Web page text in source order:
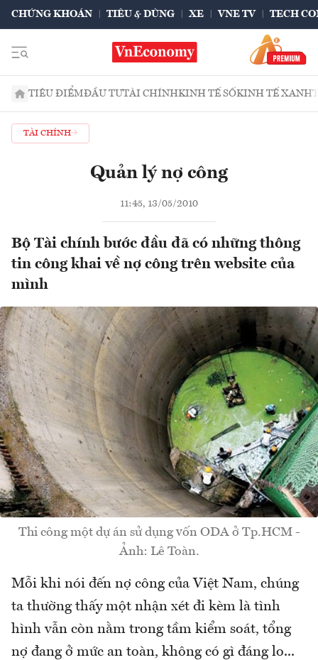
CHỨNG KHOÁN TIÊU & DÙNG XE VNE TV TECH
TIÊU ĐIỂMĐẦU TƯTÀI CHÍNHKINH TẾ SỐKINH TẾ XANH
TÀI CHÍNH
Quản lý nợ công
11:45, 13/05/2010
Bộ Tài chính bước đầu đã có những thông
tin công khai về nợ công trên website của
mình
Thi công một dự án sử dụng vốn ODA ở Tp.HCM -
Ảnh: Lê Toàn.
Mỗi khi nói đến nợ công của Việt Nam, chúng
ta thường thấy một nhận xét đi kèm là tình
hình vẫn còn nằm trong tầm kiểm soát, tổng
nợ đang ở mức an toàn, không có gì đáng lo...